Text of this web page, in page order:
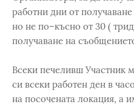
работни дни от
но не по–късно от 30 (
получаване на
Всеки печеливш Участник
си всеки работен ден в
на посочената локация, а